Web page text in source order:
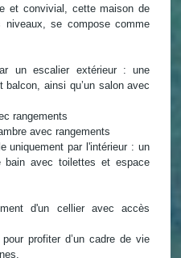
et convivial, cette maison de
niveaux, se compose comme
un escalier extérieur : une
ainsi qu’un salon avec
rangements
avec rangements
uniquement par l'intérieur : un
bain avec toilettes et espace
d'un cellier avec accès
profiter d’un cadre de vie